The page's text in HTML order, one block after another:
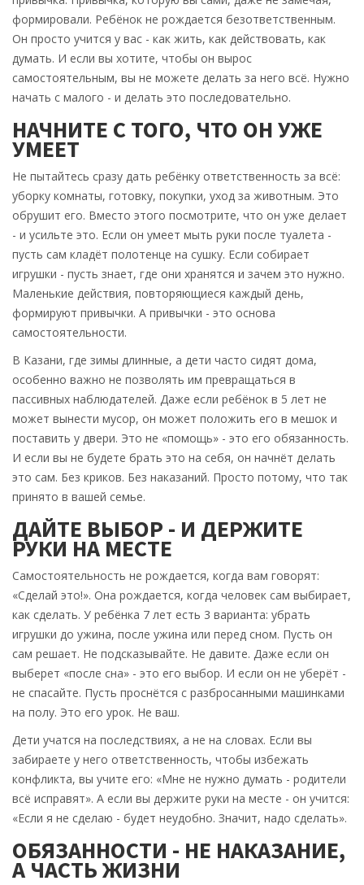
формировали. Ребёнок не рождается безответственным.
Он просто учится у вас - как жить, как действовать, как
думать. И если вы хотите, чтобы он вырос
самостоятельным, вы не можете делать за него всё. Нужно
начать с малого - и делать это последовательно.
НАЧНИТЕ С ТОГО, ЧТО ОН УЖЕ
УМЕЕТ
Не пытайтесь сразу дать ребёнку ответственность за всё:
уборку комнаты, готовку, покупки, уход за животным. Это
обрушит его. Вместо этого посмотрите, что он уже делает
- и усильте это. Если он умеет мыть руки после туалета -
пусть сам кладёт полотенце на сушку. Если собирает
игрушки - пусть знает, где они хранятся и зачем это нужно.
Маленькие действия, повторяющиеся каждый день,
формируют привычки. А привычки - это основа
самостоятельности.
В Казани, где зимы длинные, а дети часто сидят дома,
особенно важно не позволять им превращаться в
пассивных наблюдателей. Даже если ребёнок в 5 лет не
может вынести мусор, он может положить его в мешок и
поставить у двери. Это не «помощь» - это его обязанность.
И если вы не будете брать это на себя, он начнёт делать
это сам. Без криков. Без наказаний. Просто потому, что так
принято в вашей семье.
ДАЙТЕ ВЫБОР - И ДЕРЖИТЕ
РУКИ НА МЕСТЕ
Самостоятельность не рождается, когда вам говорят:
«Сделай это!». Она рождается, когда человек сам выбирает,
как сделать. У ребёнка 7 лет есть 3 варианта: убрать
игрушки до ужина, после ужина или перед сном. Пусть он
сам решает. Не подсказывайте. Не давите. Даже если он
выберет «после сна» - это его выбор. И если он не уберёт -
не спасайте. Пусть проснётся с разбросанными машинками
на полу. Это его урок. Не ваш.
Дети учатся на последствиях, а не на словах. Если вы
забираете у него ответственность, чтобы избежать
конфликта, вы учите его: «Мне не нужно думать - родители
всё исправят». А если вы держите руки на месте - он учится:
«Если я не сделаю - будет неудобно. Значит, надо сделать».
ОБЯЗАННОСТИ - НЕ НАКАЗАНИЕ,
А ЧАСТЬ ЖИЗНИ